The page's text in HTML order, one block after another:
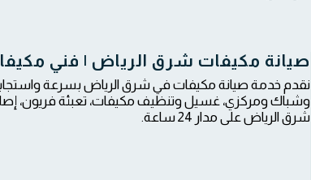
صيانة مكيفات شرق الرياض | فني
نقدم خدمة صيانة مكيفات في شرق الرياض بسرعة
وشباك ومركزي، غسيل وتنظيف مكيفات، تعبئة فريون،
شرق الرياض على مدار 24 ساعة.